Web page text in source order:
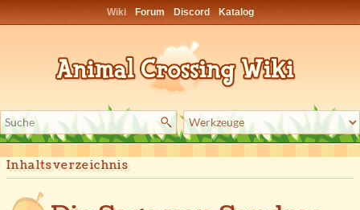
Wiki Forum Discord Katalog
Inhaltsverzeichnis